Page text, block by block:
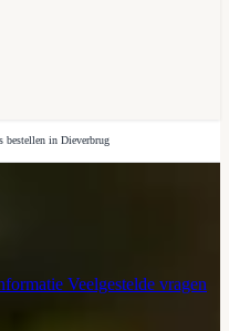
Veelgestelde vragen
bestellen in Dieverbrug